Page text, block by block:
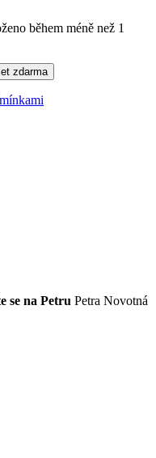
během méně než 1
se na Petru Petra Novotná